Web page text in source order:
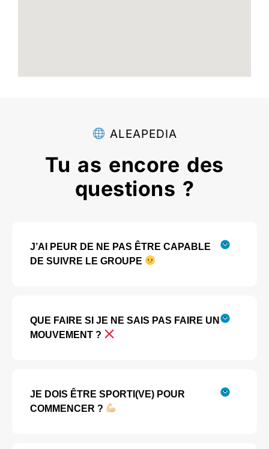
ALEAPEDIA
Tu as encore des
questions ?
J’AI PEUR DE NE PAS ÊTRE CAPABLE
DE SUIVRE LE GROUPE
QUE FAIRE SI JE NE SAIS PAS FAIRE UN
MOUVEMENT ?
JE DOIS ÊTRE SPORTI(VE) POUR
COMMENCER ?